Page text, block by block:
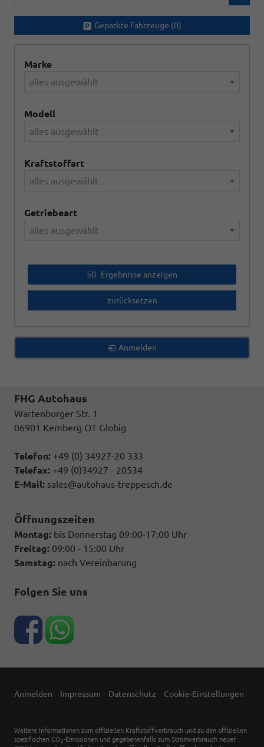
Geparkte Fahrzeuge (0)
Marke
alles ausgewählt
Modell
alles ausgewählt
Kraftstoffart
alles ausgewählt
Getriebeart
alles ausgewählt
50 Ergebnisse anzeigen
zurücksetzen
Anmelden
FHG Autohaus
Wartenburger Str. 1
06901 Kemberg OT Globig
Telefon: +49 (0) 34927-20 333
Telefax: +49 (0)34927 - 20534
E-Mail: sales@autohaus-treppesch.de
Öffnungszeiten
Montag: bis Donnerstag 09:00-17:00 Uhr
Freitag: 09:00 - 15:00 Uhr
Samstag: nach Vereinbarung
Folgen Sie uns
Anmelden Impressum Datenschutz Cookie-Einstellungen
Weitere Informationen zum offiziellen Kraftstoffverbrauch und zu den offiziellen
spezifischen CO 2-Emissionen und gegebenenfalls zum Stromverbrauch neuer